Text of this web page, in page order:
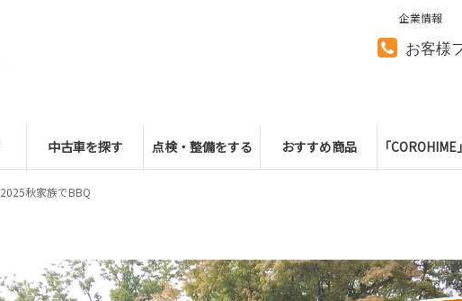
お客様
中古車を探す 点検・整備をする おすすめ商品 「
企業情報
2025秋家族でBBQ